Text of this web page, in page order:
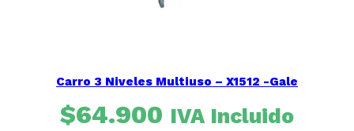
Carro 3 Niveles Multiuso – X1512 -Gale
$64.900 IVA Incluido